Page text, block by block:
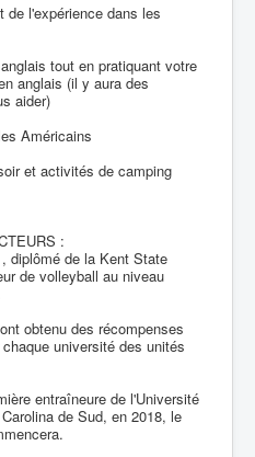
de l'expérience dans les
tout en pratiquant votre
anglais (il y aura des
aider)
Américains
et activités de camping
:
diplômé de la Kent State
de volleyball au niveau
obtenu des récompenses
université des unités
entraîneure de l'Université
de Sud, en 2018, le